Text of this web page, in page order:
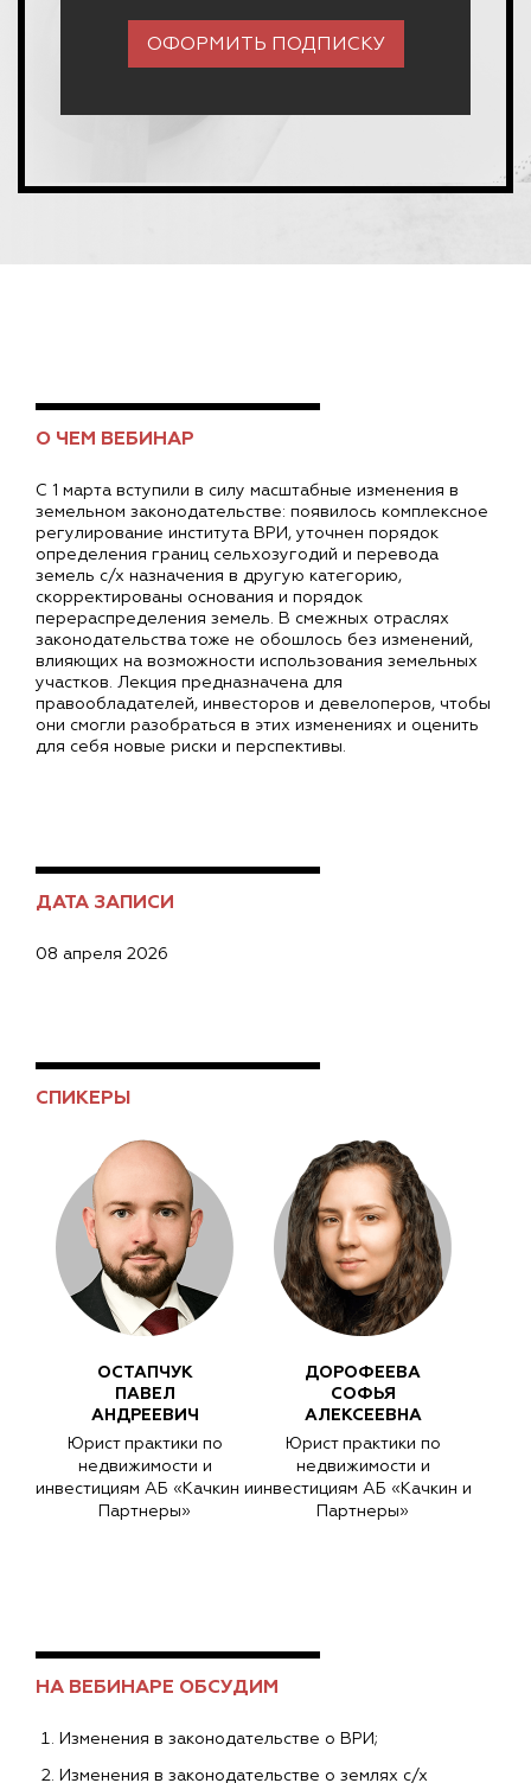
ОФОРМИТЬ ПОДПИСКУ
О ЧЕМ ВЕБИНАР
С 1 марта вступили в силу масштабные изменения в
земельном законодательстве: появилось комплексное
регулирование института ВРИ, уточнен порядок
определения границ сельхозугодий и перевода
земель с/х назначения в другую категорию,
скорректированы основания и порядок
перераспределения земель. В смежных отраслях
законодательства тоже не обошлось без изменений,
влияющих на возможности использования земельных
участков. Лекция предназначена для
правообладателей, инвесторов и девелоперов, чтобы
они смогли разобраться в этих изменениях и оценить
для себя новые риски и перспективы.
ДАТА ЗАПИСИ
08 апреля 2026
СПИКЕРЫ
ОСТАПЧУК
ПАВЕЛ
АНДРЕЕВИЧ
Юрист практики по
недвижимости и
инвестициям АБ «Качкин и
Партнеры»
ДОРОФЕЕВА
СОФЬЯ
АЛЕКСЕЕВНА
Юрист практики по
недвижимости и
инвестициям АБ «Качкин и
Партнеры»
НА ВЕБИНАРЕ ОБСУДИМ
Изменения в законодательстве о ВРИ;
Изменения в законодательстве о землях с/х